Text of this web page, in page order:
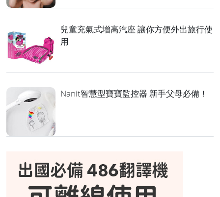
兒童充氣式增高汽座 讓你方便外出旅行使
用
Nanit智慧型寶寶監控器 新手父母必備！